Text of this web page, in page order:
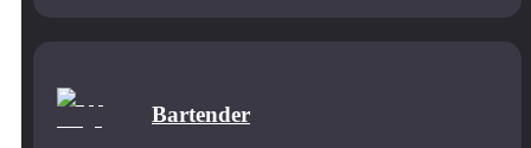
Bartender